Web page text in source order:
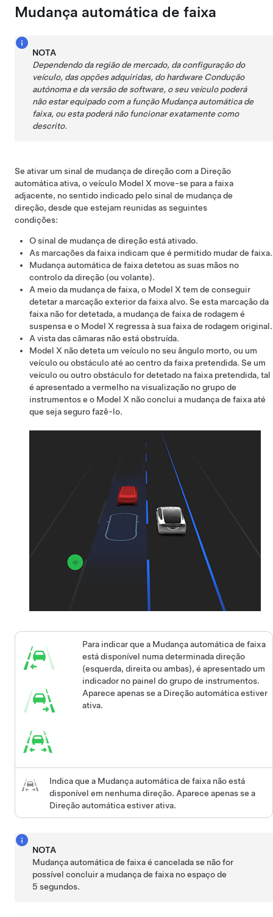
Mudança automática de faixa
NOTA
Dependendo da região de mercado, da configuração do
veículo, das opções adquiridas, do hardware Condução
autónomae da versão de software, o seu veículo poderá
não estar equipado com a funçãoMudança automática de
faixa, ou esta poderá não funcionar exatamente como
descrito.
Se ativar um sinal de mudança de direção com a Direção
automáticaativa, o veículo Model X move-se para a faixa
adjacente, no sentido indicado pelo sinal de mudança de
direção, desde que estejam reunidas as seguintes
condições:
O sinal de mudança de direção está ativado.
As marcações da faixa indicam que é permitido mudar de faixa.
Mudança automática de faixadetetou as suas mãos no
controlo da direção (ou volante).
A meio da mudança de faixa, o Model X tem de conseguir
detetar a marcação exterior da faixa alvo. Se esta marcação da
faixa não for detetada, a mudança de faixa de rodagem é
suspensa e o Model X regressa à sua faixa de rodagem original.
A vista das câmaras não está obstruída.
Model X não deteta um veículo no seu ângulo morto, ou um
veículo ou obstáculo até ao centro da faixa pretendida. Se um
veículo ou outro obstáculo for detetado na faixa pretendida, tal
é apresentado a vermelho na visualização nogrupo de
instrumentose o Model X não conclui a mudança de faixa até
que seja seguro fazê-lo.
Para indicar que a Mudança automática de faixa
está disponível numa determinada direção
(esquerda, direita ou ambas), é apresentado um
indicador no painel dogrupo de instrumentos.
Aparece apenas se a Direção automáticaestiver
ativa.
Indica que a Mudança automática de faixanão está
disponível em nenhuma direção. Aparece apenas se a
Direção automáticaestiver ativa.
NOTA
Mudança automática de faixaé cancelada se não for
possível concluir a mudança de faixa no espaço de
5 segundos.